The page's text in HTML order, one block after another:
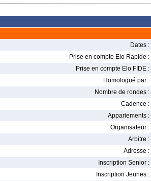
Dates :
Prise en compte Elo Rapide :
Prise en compte Elo FIDE :
Homologué par :
Nombre de rondes :
Cadence :
Appariements :
Organisateur :
Arbitre :
Adresse :
Inscription Senior :
Inscription Jeunes :